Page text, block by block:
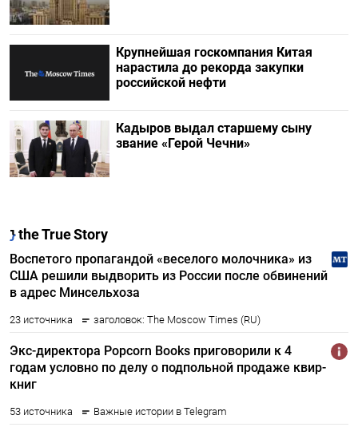
Крупнейшая госкомпания Китая
нарастила до рекорда закупки
российской нефти
Кадыров выдал старшему сыну
звание «Герой Чечни»